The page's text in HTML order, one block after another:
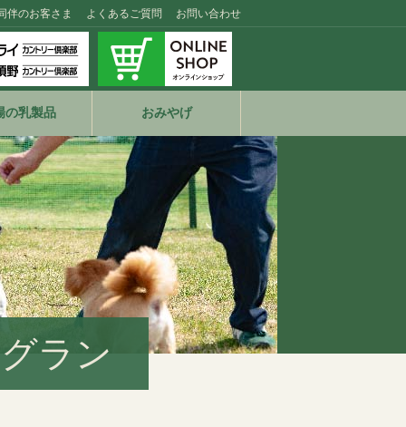
伴のお客さま よくあるご質問 お問い合わせ
の乳製品 おみやげ
ラン